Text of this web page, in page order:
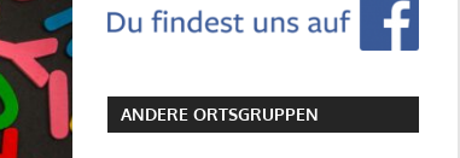
ANDERE ORTSGRUPPEN